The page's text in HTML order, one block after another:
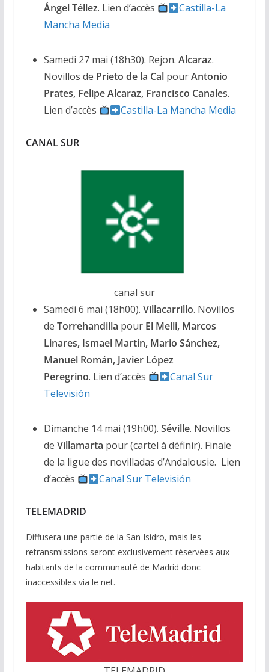
Ángel Téllez. Lien d’accès
Castilla-La
Mancha Media
Samedi 27 mai (18h30). Rejon. Alcaraz.
Novillos de Prieto de la CalpourAntonio
Prates, Felipe Alcaraz, Francisco Canales.
Lien d’accès
Castilla-La Mancha Media
CANAL SUR
canal sur
Samedi 6 mai (18h00). Villacarrillo. Novillos
de Torrehandilla pour El Melli, Marcos
Linares, Ismael Martín, Mario Sánchez,
Manuel Román, Javier López
Peregrino. Lien d’accès
Canal Sur
Televisión
Dimanche 14 mai (19h00). Séville. Novillos
de Villamarta pour (cartel à définir). Finale
de la ligue des novilladas d’Andalousie. Lien
d’accès
Canal Sur Televisión
TELEMADRID
Diffusera une partie de la San Isidro, mais les
retransmissions seront exclusivement réservées aux
habitants de la communauté de Madrid donc
inaccessibles via le net.